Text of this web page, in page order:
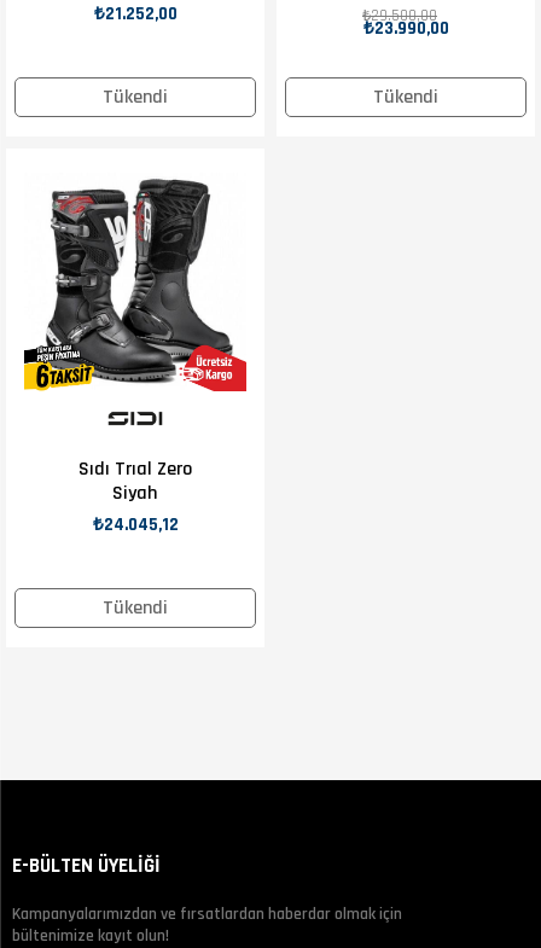
Tükendi
₺21.252,00
Tükendi
₺23.990,00
₺29.500,00
Tükendi
Sıdı Trıal Zero
Siyah
₺24.045,12
E-BÜLTEN ÜYELİĞİ
Kampanyalarımızdan ve fırsatlardan haberdar olmak için
bültenimize kayıt olun!